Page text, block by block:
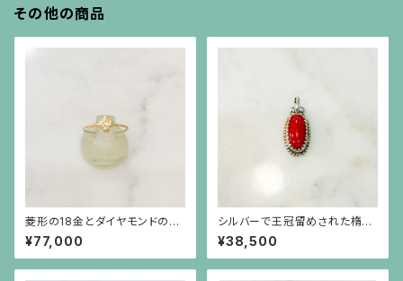
その他の商品
菱形の18金とダイヤモンドの華
奢なリング（小）
¥77,000
シルバーで王冠留めされた楕円
形の赤珊瑚、芥子パールのペン
ダント（チェーン別）
¥38,500